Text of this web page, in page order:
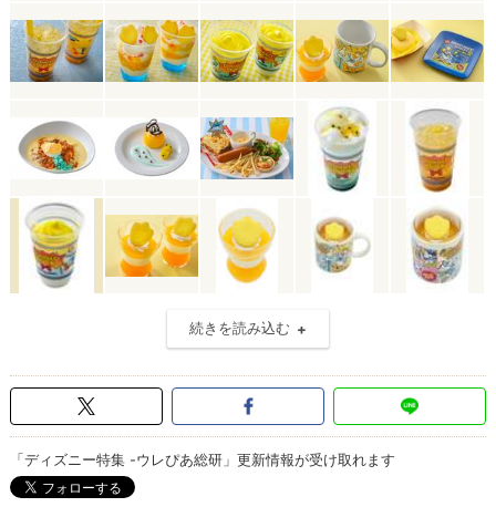
続きを読み込む
「ディズニー特集 -ウレぴあ総研」更新情報が受け取れます